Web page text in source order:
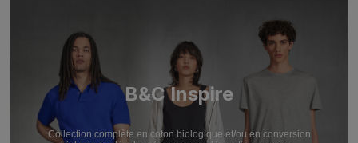
B&C Inspire
Collection complète en coton biologique et/ou en conversion